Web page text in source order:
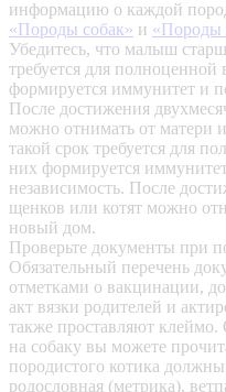
информацию о каждой
«Породы собак» и «Породы
Убедитесь, что малыш
требуется для
формируется иммунитет и
После достижения
можно отнимать от матери
такой срок требуется для
них формируется
независимость. После
щенков или котят можно
новый дом.
Проверьте документы при
Обязательный перечень
отметками о вакцинации,
акт вязки родителей и
также проставляют
на собаку вы можете
породистого котика
родословная (метрика),